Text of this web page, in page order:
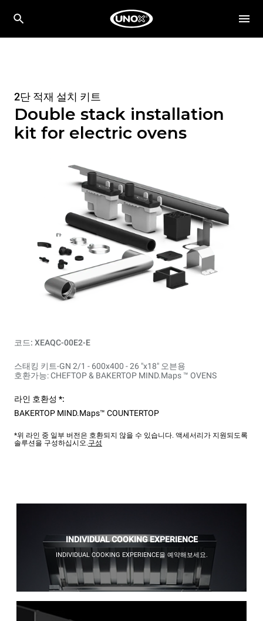
2단 적재 설치 키트
Double stack installation
kit for electric ovens
코드: XEAQC-00E2-E
스태킹 키트-GN 2/1 - 600x400 - 26 "x18" 오븐용
호환가능: CHEFTOP & BAKERTOP MIND.Maps ™ OVENS
라인 호환성 *:
BAKERTOP MIND.Maps™ COUNTERTOP
*위 라인 중 일부 버전은 호환되지 않을 수 있습니다. 액세서리가 지원되도록
솔루션을 구성하십시오.구성
INDIVIDUAL COOKING EXPERIENCE
INDIVIDUAL COOKING EXPERIENCE을 예약해보세요.